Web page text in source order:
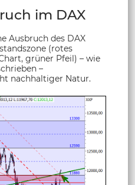
im DAX
Ausbruch des DAX
(rotes
grüner Pfeil) – wie
–
nachhaltiger Natur.